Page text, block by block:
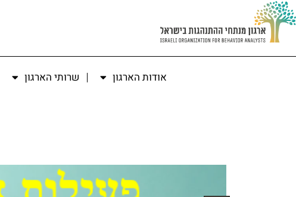
אודות הארגון שרותי הארגון